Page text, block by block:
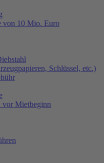
von 10 Mio. Euro
Schlüssel, etc.)
vor Mietbeginn